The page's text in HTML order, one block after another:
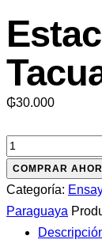
₲30.000
Estacion
de
tren
Tacuaral
cantidad
COMPRAR
Categoría:
Paraguaya